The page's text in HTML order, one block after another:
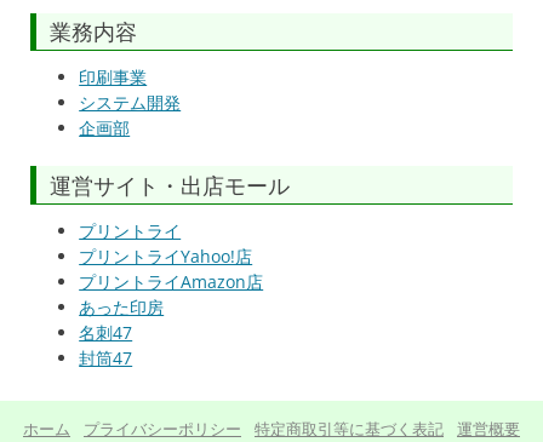
業務内容
印刷事業
システム開発
企画部
運営サイト・出店モール
プリントライ
プリントライYahoo!店
プリントライAmazon店
あった印房
名刺47
封筒47
ホーム プライバシーポリシー 特定商取引等に基づく表記
運営概要